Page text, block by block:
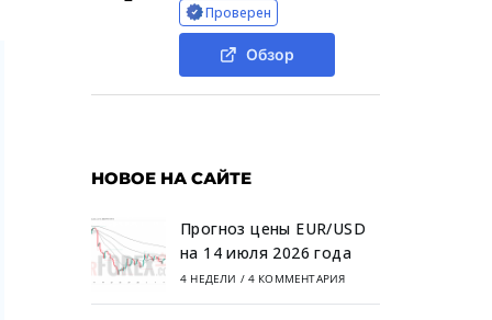
Проверен
Обзор
НОВОЕ НА САЙТЕ
Прогноз цены EUR/USD
на 14 июля 2026 года
4 НЕДЕЛИ / 4 КОММЕНТАРИЯ